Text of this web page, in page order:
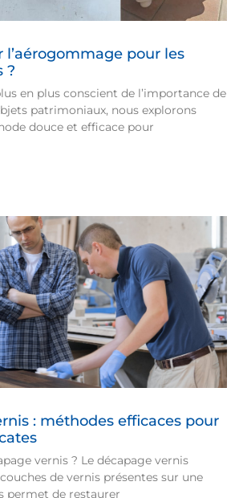
pour les
?
en plus conscient de l’importance de
patrimoniaux, nous explorons
douce et efficace pour
: méthodes efficaces pour
vernis ? Le décapage vernis
de vernis présentes sur une
permet de restaurer